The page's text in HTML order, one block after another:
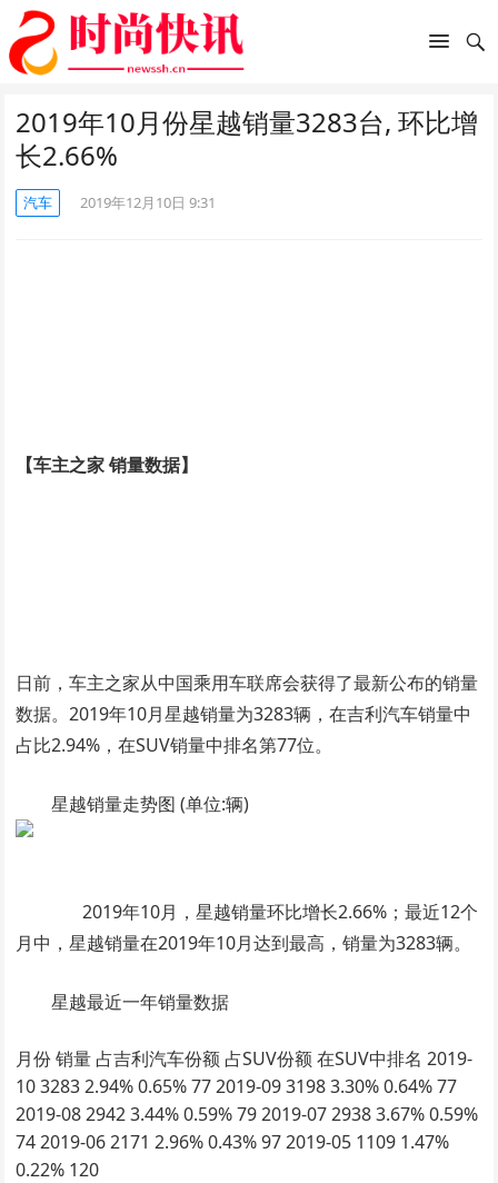
2019年10月份星越销量3283台, 环比增
长2.66%
汽车 2019年12月10日 9:31
【车主之家 销量数据】
日前，车主之家从中国乘用车联席会获得了最新公布的销量
数据。2019年10月星越销量为3283辆，在吉利汽车销量中
占比2.94%，在SUV销量中排名第77位。
星越销量走势图 (单位:辆)
2019年10月，星越销量环比增长2.66%；最近12个
月中，星越销量在2019年10月达到最高，销量为3283辆。
星越最近一年销量数据
月份 销量 占吉利汽车份额 占SUV份额 在SUV中排名 2019-
10 3283 2.94% 0.65% 77 2019-09 3198 3.30% 0.64% 77
2019-08 2942 3.44% 0.59% 79 2019-07 2938 3.67% 0.59%
74 2019-06 2171 2.96% 0.43% 97 2019-05 1109 1.47%
0.22% 120